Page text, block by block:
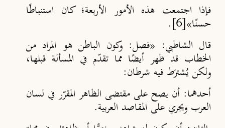
فإذا اجتمعت هذه الأمور الأربعة؛ كان استنباطا
حسنا»[6]
.
قال الشاطبي: «فصل: وكون الباطن هو المراد من
الخطاب قد ظهر أيضا مما تقدّم في المسألة قبلها،
ولكن يُشترَط فيه شرطان:
أحدهما: أن يصح على مقتضى الظاهر المقرّر في لسان
العرب ويجري على المقاصد العربية.